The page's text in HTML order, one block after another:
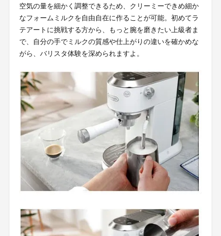
空気の量を細かく調整できるため、クリーミーできめ細か
なフォームミルクを自由自在に作ることが可能。初めてラ
テアートに挑戦する方から、もっと腕を磨きたい上級者ま
で、自分の手でミルクの質感や仕上がりの違いを確かめな
がら、バリスタ体験を深められますよ。